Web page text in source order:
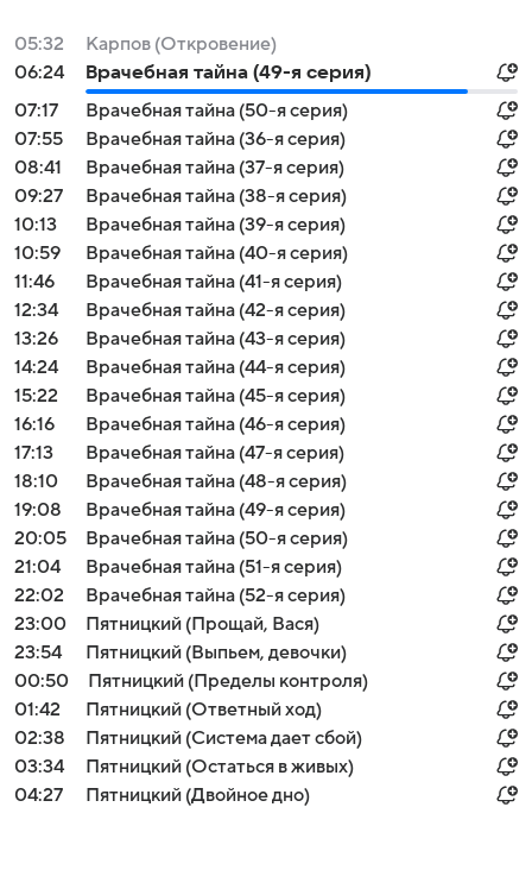
05:32
Карпов (Откровение)
06:24
Врачебная тайна (49-я серия)
07:17
Врачебная тайна (50-я серия)
07:55
Врачебная тайна (36-я серия)
08:41
Врачебная тайна (37-я серия)
09:27
Врачебная тайна (38-я серия)
10:13
Врачебная тайна (39-я серия)
10:59
Врачебная тайна (40-я серия)
11:46
Врачебная тайна (41-я серия)
12:34
Врачебная тайна (42-я серия)
13:26
Врачебная тайна (43-я серия)
14:24
Врачебная тайна (44-я серия)
15:22
Врачебная тайна (45-я серия)
16:16
Врачебная тайна (46-я серия)
17:13
Врачебная тайна (47-я серия)
18:10
Врачебная тайна (48-я серия)
19:08
Врачебная тайна (49-я серия)
20:05
Врачебная тайна (50-я серия)
21:04
Врачебная тайна (51-я серия)
22:02
Врачебная тайна (52-я серия)
23:00
Пятницкий (Прощай, Вася)
23:54
Пятницкий (Выпьем, девочки)
00:50
Пятницкий (Пределы контроля)
01:42
Пятницкий (Ответный ход)
02:38
Пятницкий (Система дает сбой)
03:34
Пятницкий (Остаться в живых)
04:27
Пятницкий (Двойное дно)